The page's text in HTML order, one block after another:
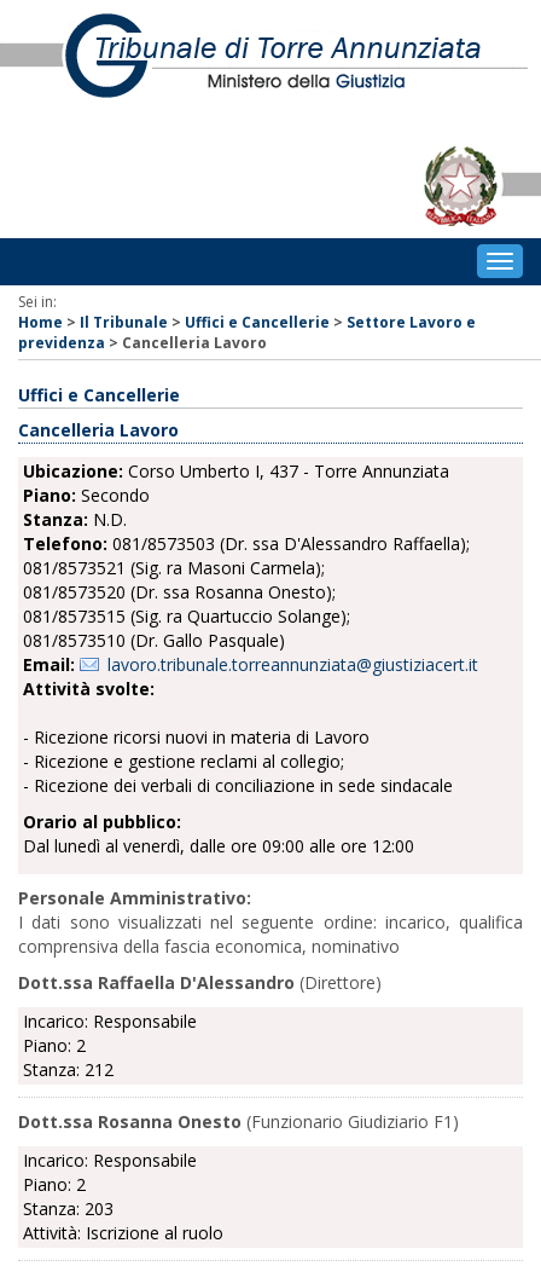
Sei in:
Home > Il Tribunale > Uffici e Cancellerie > Settore Lavoro e
previdenza > Cancelleria Lavoro
Uffici e Cancellerie
Cancelleria Lavoro
Ubicazione: Corso Umberto I, 437 - Torre Annunziata
Piano: Secondo
Stanza: N.D.
Telefono: 081/8573503 (Dr. ssa D'Alessandro Raffaella);
081/8573521 (Sig. ra Masoni Carmela);
081/8573520 (Dr. ssa Rosanna Onesto);
081/8573515 (Sig. ra Quartuccio Solange);
081/8573510 (Dr. Gallo Pasquale)
Email:
lavoro.tribunale.torreannunziata@giustiziacert.it
Attività svolte:
- Ricezione ricorsi nuovi in materia di Lavoro
- Ricezione e gestione reclami al collegio;
- Ricezione dei verbali di conciliazione in sede sindacale
Orario al pubblico:
Dal lunedì al venerdì, dalle ore 09:00 alle ore 12:00
Personale Amministrativo:
I dati sono visualizzati nel seguente ordine: incarico, qualifica
comprensiva della fascia economica, nominativo
Dott.ssa Raffaella D'Alessandro (Direttore)
Incarico: Responsabile
Piano: 2
Stanza: 212
Dott.ssa Rosanna Onesto (Funzionario Giudiziario F1)
Incarico: Responsabile
Piano: 2
Stanza: 203
Attività: Iscrizione al ruolo